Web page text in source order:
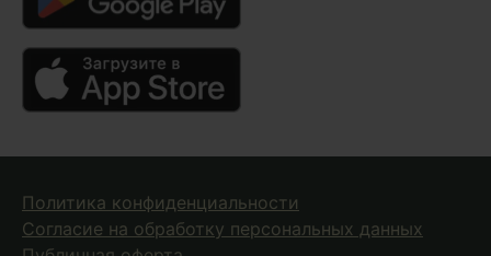
Политика конфиденциальности
Согласие на обработку персональных данных